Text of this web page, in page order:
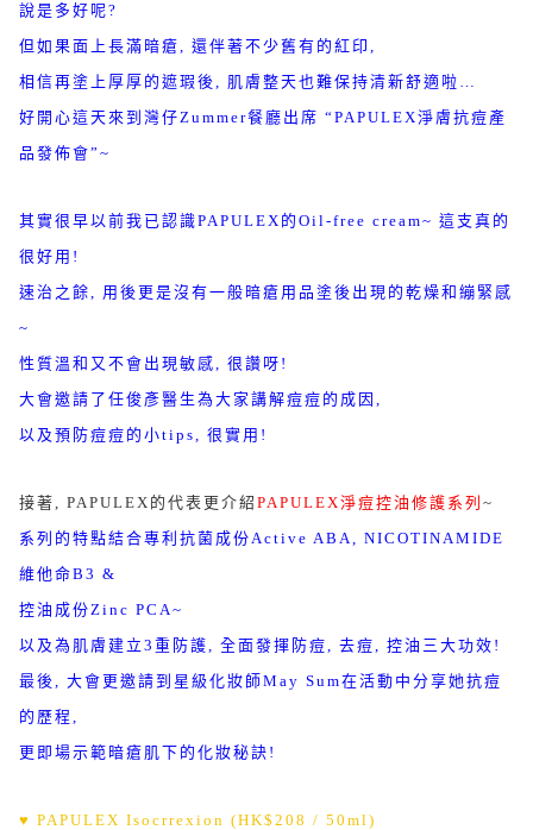
說是多好呢?
但如果面上長滿暗瘡, 還伴著不少舊有的紅印,
相信再塗上厚厚的遮瑕後, 肌膚整天也難保持清新舒適啦…
好開心這天來到灣仔Zummer餐廳出席 “PAPULEX淨膚抗痘產
品發佈會”~
其實很早以前我已認識PAPULEX的Oil-free cream~ 這支真的
很好用!
速治之餘, 用後更是沒有一般暗瘡用品塗後出現的乾燥和繃緊感
~
性質溫和又不會出現敏感, 很讚呀!
大會邀請了任俊彥醫生為大家講解痘痘的成因,
以及預防痘痘的小tips, 很實用!
接著, PAPULEX的代表更介紹 PAPULEX淨痘控油修護系列 ~
系列的特點結合專利抗菌成份Active ABA, NICOTINAMIDE
維他命B3 &
控油成份Zinc PCA~
以及為肌膚建立3重防護, 全面發揮防痘, 去痘, 控油三大功效!
最後, 大會更邀請到星級化妝師May Sum在活動中分享她抗痘
的歷程,
更即場示範暗瘡肌下的化妝秘訣!
♥ PAPULEX Isocrrexion (HK$208 / 50ml)